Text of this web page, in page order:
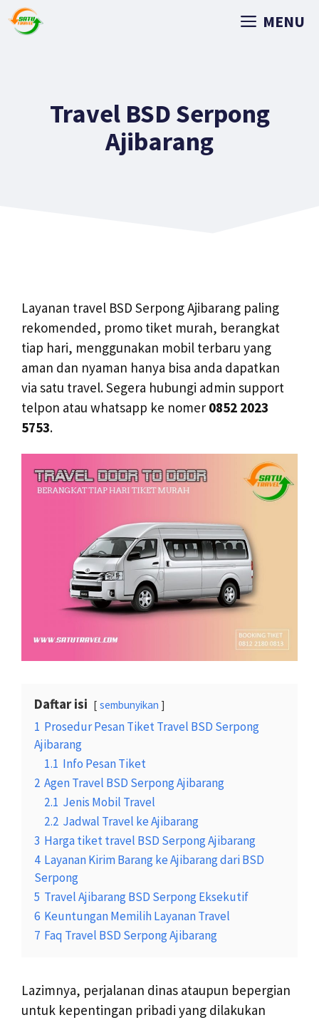
MENU
Travel BSD Serpong
Ajibarang
Layanan travel BSD Serpong Ajibarang paling
rekomended, promo tiket murah, berangkat
tiap hari, menggunakan mobil terbaru yang
aman dan nyaman hanya bisa anda dapatkan
via satu travel. Segera hubungi admin support
telpon atau whatsapp ke nomer 0852 2023
5753.
Daftar isi sembunyikan
1 Prosedur Pesan Tiket Travel BSD Serpong
Ajibarang
1.1 Info Pesan Tiket
2 Agen Travel BSD Serpong Ajibarang
2.1 Jenis Mobil Travel
2.2 Jadwal Travel ke Ajibarang
3 Harga tiket travel BSD Serpong Ajibarang
4 Layanan Kirim Barang ke Ajibarang dari BSD
Serpong
5 Travel Ajibarang BSD Serpong Eksekutif
6 Keuntungan Memilih Layanan Travel
7 Faq Travel BSD Serpong Ajibarang
Lazimnya, perjalanan dinas ataupun bepergian
untuk kepentingan pribadi yang dilakukan